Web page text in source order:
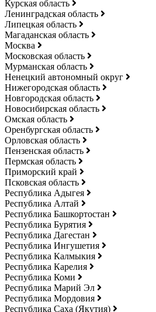
Курская область
Ленинградская область
Липецкая область
Магаданская область
Москва
Московская область
Мурманская область
Ненецкий автономный округ
Нижегородская область
Новгородская область
Новосибирская область
Омская область
Оренбургская область
Орловская область
Пензенская область
Пермская область
Приморский край
Псковская область
Республика Адыгея
Республика Алтай
Республика Башкортостан
Республика Бурятия
Республика Дагестан
Республика Ингушетия
Республика Калмыкия
Республика Карелия
Республика Коми
Республика Марий Эл
Республика Мордовия
Республика Саха (Якутия)